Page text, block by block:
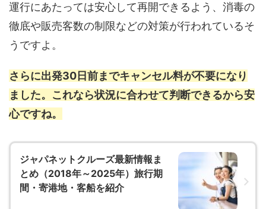
運行にあたっては安心して再開できるよう、消毒の
徹底や販売客数の制限などの対策が行われているそ
うですよ。
さらに出発30日前までキャンセル料が不要になり
ました。これなら状況に合わせて判断できるから安
心ですね。
ジャパネットクルーズ最新情報ま
とめ（2018年～2025年）旅行期
間・寄港地・客船を紹介